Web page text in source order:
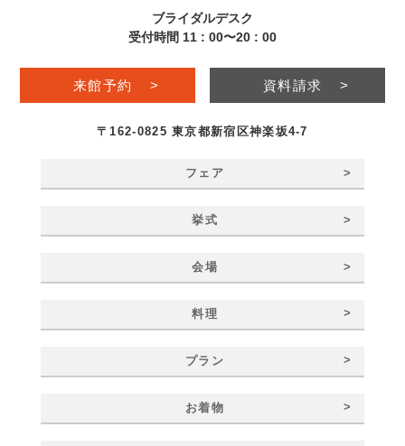
ブライダルデスク
受付時間 11 : 00〜20 : 00
来館予約 > 資料請求 >
〒162-0825 東京都新宿区神楽坂4-7
フェア >
挙式 >
会場 >
料理 >
プラン >
お着物 >